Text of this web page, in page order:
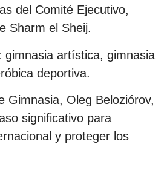
del Comité Ejecutivo,
Sharm el Sheij.
gimnasia artística, gimnasia
deportiva.
Gimnasia, Oleg Beloziórov,
significativo para
y proteger los